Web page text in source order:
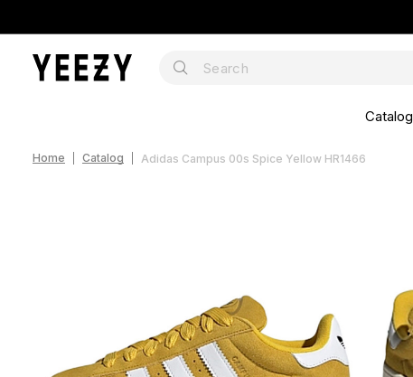
Catalog
Home Catalog Adidas Campus 00s Spice Yellow HR1466